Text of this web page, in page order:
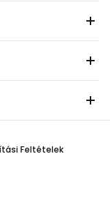
Feltételek